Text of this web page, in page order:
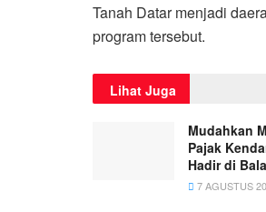
Tanah Datar menjadi
program tersebut.
Lihat Juga
Mudahkan
Pajak
Hadir di
7 AGUSTUS